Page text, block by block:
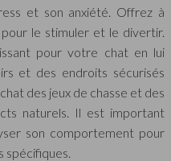
et son anxiété. Offrez à
le stimuler et le divertir.
pour votre chat en lui
et des endroits sécurisés
des jeux de chasse et des
naturels. Il est important
son comportement pour
spécifiques.